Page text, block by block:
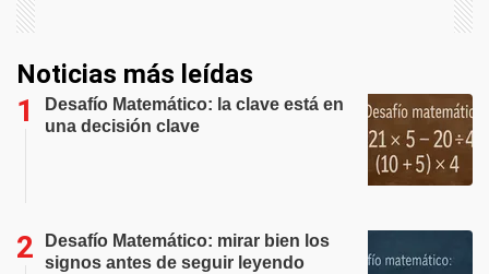
Noticias más leídas
Desafío Matemático: la clave está en
una decisión clave
Desafío Matemático: mirar bien los
signos antes de seguir leyendo